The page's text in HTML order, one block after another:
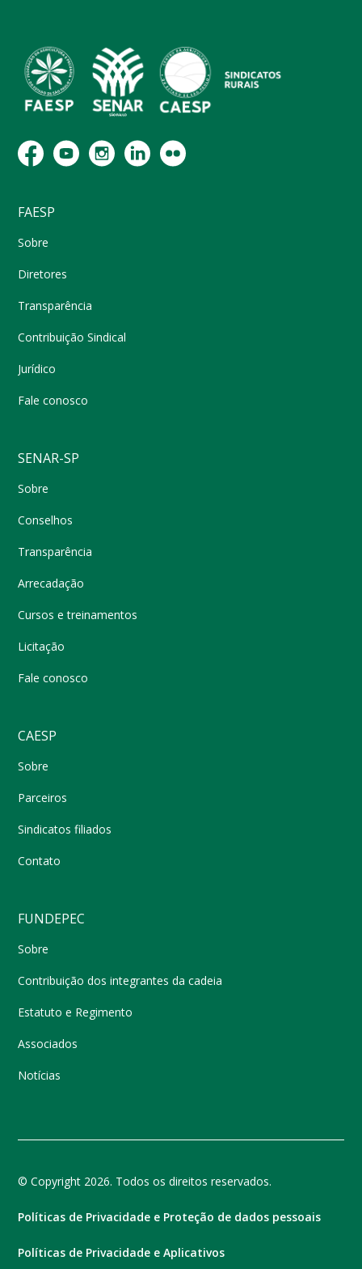
FAESP
Sobre
Diretores
Transparência
Contribuição Sindical
Jurídico
Fale conosco
SENAR-SP
Sobre
Conselhos
Transparência
Arrecadação
Cursos e treinamentos
Licitação
Fale conosco
CAESP
Sobre
Parceiros
Sindicatos filiados
Contato
FUNDEPEC
Sobre
Contribuição dos integrantes da cadeia
Estatuto e Regimento
Associados
Notícias
© Copyright 2026. Todos os direitos reservados.
Políticas de Privacidade e Proteção de dados pessoais
Políticas de Privacidade e Aplicativos